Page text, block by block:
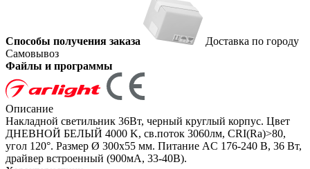
Способы получения заказа
Доставка по городу
Самовывоз
Файлы и программы
Описание
Накладной светильник 36Вт, черный круглый корпус. Цвет
ДНЕВНОЙ БЕЛЫЙ 4000 K, св.поток 3060лм, CRI(Ra)>80,
угол 120°. Размер Ø 300x55 мм. Питание AC 176-240 В, 36 Вт,
драйвер встроенный (900мА, 33-40В).